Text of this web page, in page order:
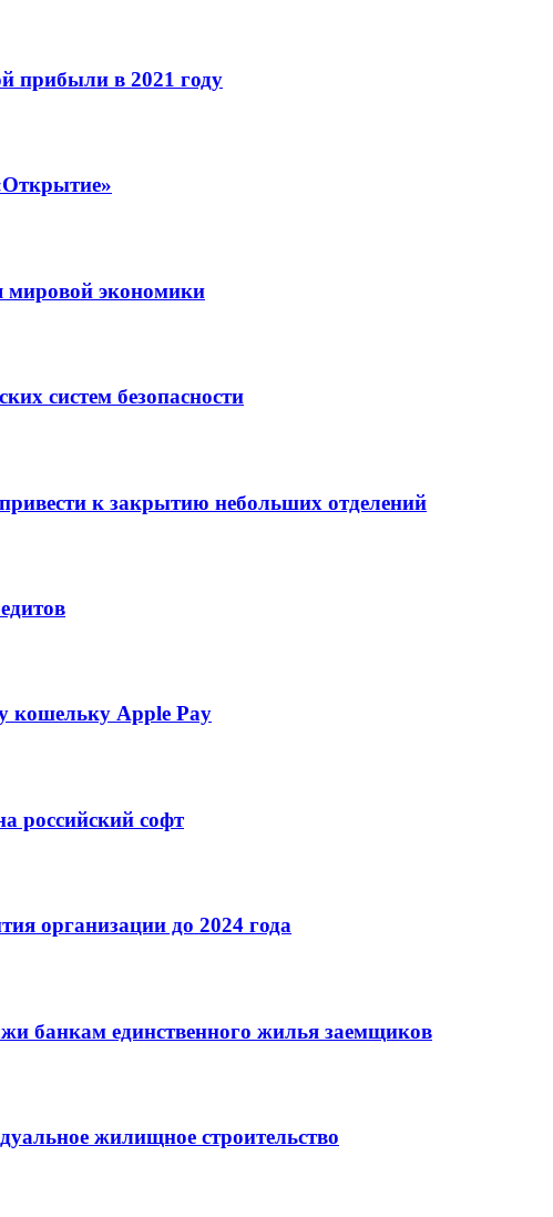
прибыли в 2021 году
экономики
систем безопасности
к закрытию небольших отделений
кошельку Apple Pay
российский софт
организации до 2024 года
банкам единственного жилья заемщиков
жилищное строительство